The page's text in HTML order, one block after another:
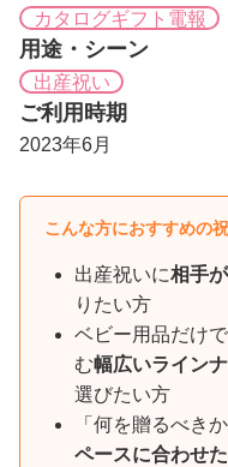
カタログギフト電報
用途・シーン
出産祝い
ご利用時期
2023年6月
こんな方におすすめの
出産祝いに相手
りたい方
ベビー用品だけ
む幅広いライン
選びたい方
「何を贈るべき
ペースに合わせ